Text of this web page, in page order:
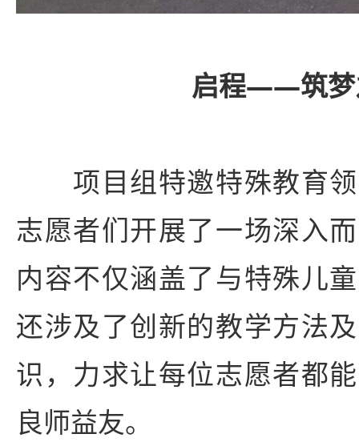
启程——筑梦
项目组特邀特殊教育领
志愿者们开展了一场深入
内容不仅涵盖了与特殊儿
还涉及了创新的教学方法
识，力求让每位志愿者都
良师益友。